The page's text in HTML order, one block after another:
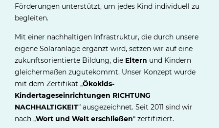
Förderungen unterstützt, um jedes Kind individuell zu
begleiten.
Mit einer nachhaltigen Infrastruktur, die durch unsere
eigene Solaranlage ergänzt wird, setzen wir auf eine
zukunftsorientierte Bildung, die Eltern und Kindern
gleichermaßen zugutekommt. Unser Konzept wurde
mit dem Zertifikat „Ökokids-
Kindertageseinrichtungen RICHTUNG
NACHHALTIGKEIT“ ausgezeichnet. Seit 2011 sind wir
nach „Wort und Welt erschließen“ zertifiziert.